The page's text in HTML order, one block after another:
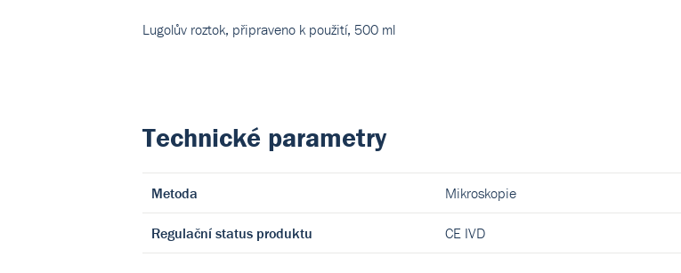
Lugolův roztok, připraveno k použití, 500 ml
Technické parametry
Metoda Mikroskopie
Regulační status produktu CE IVD